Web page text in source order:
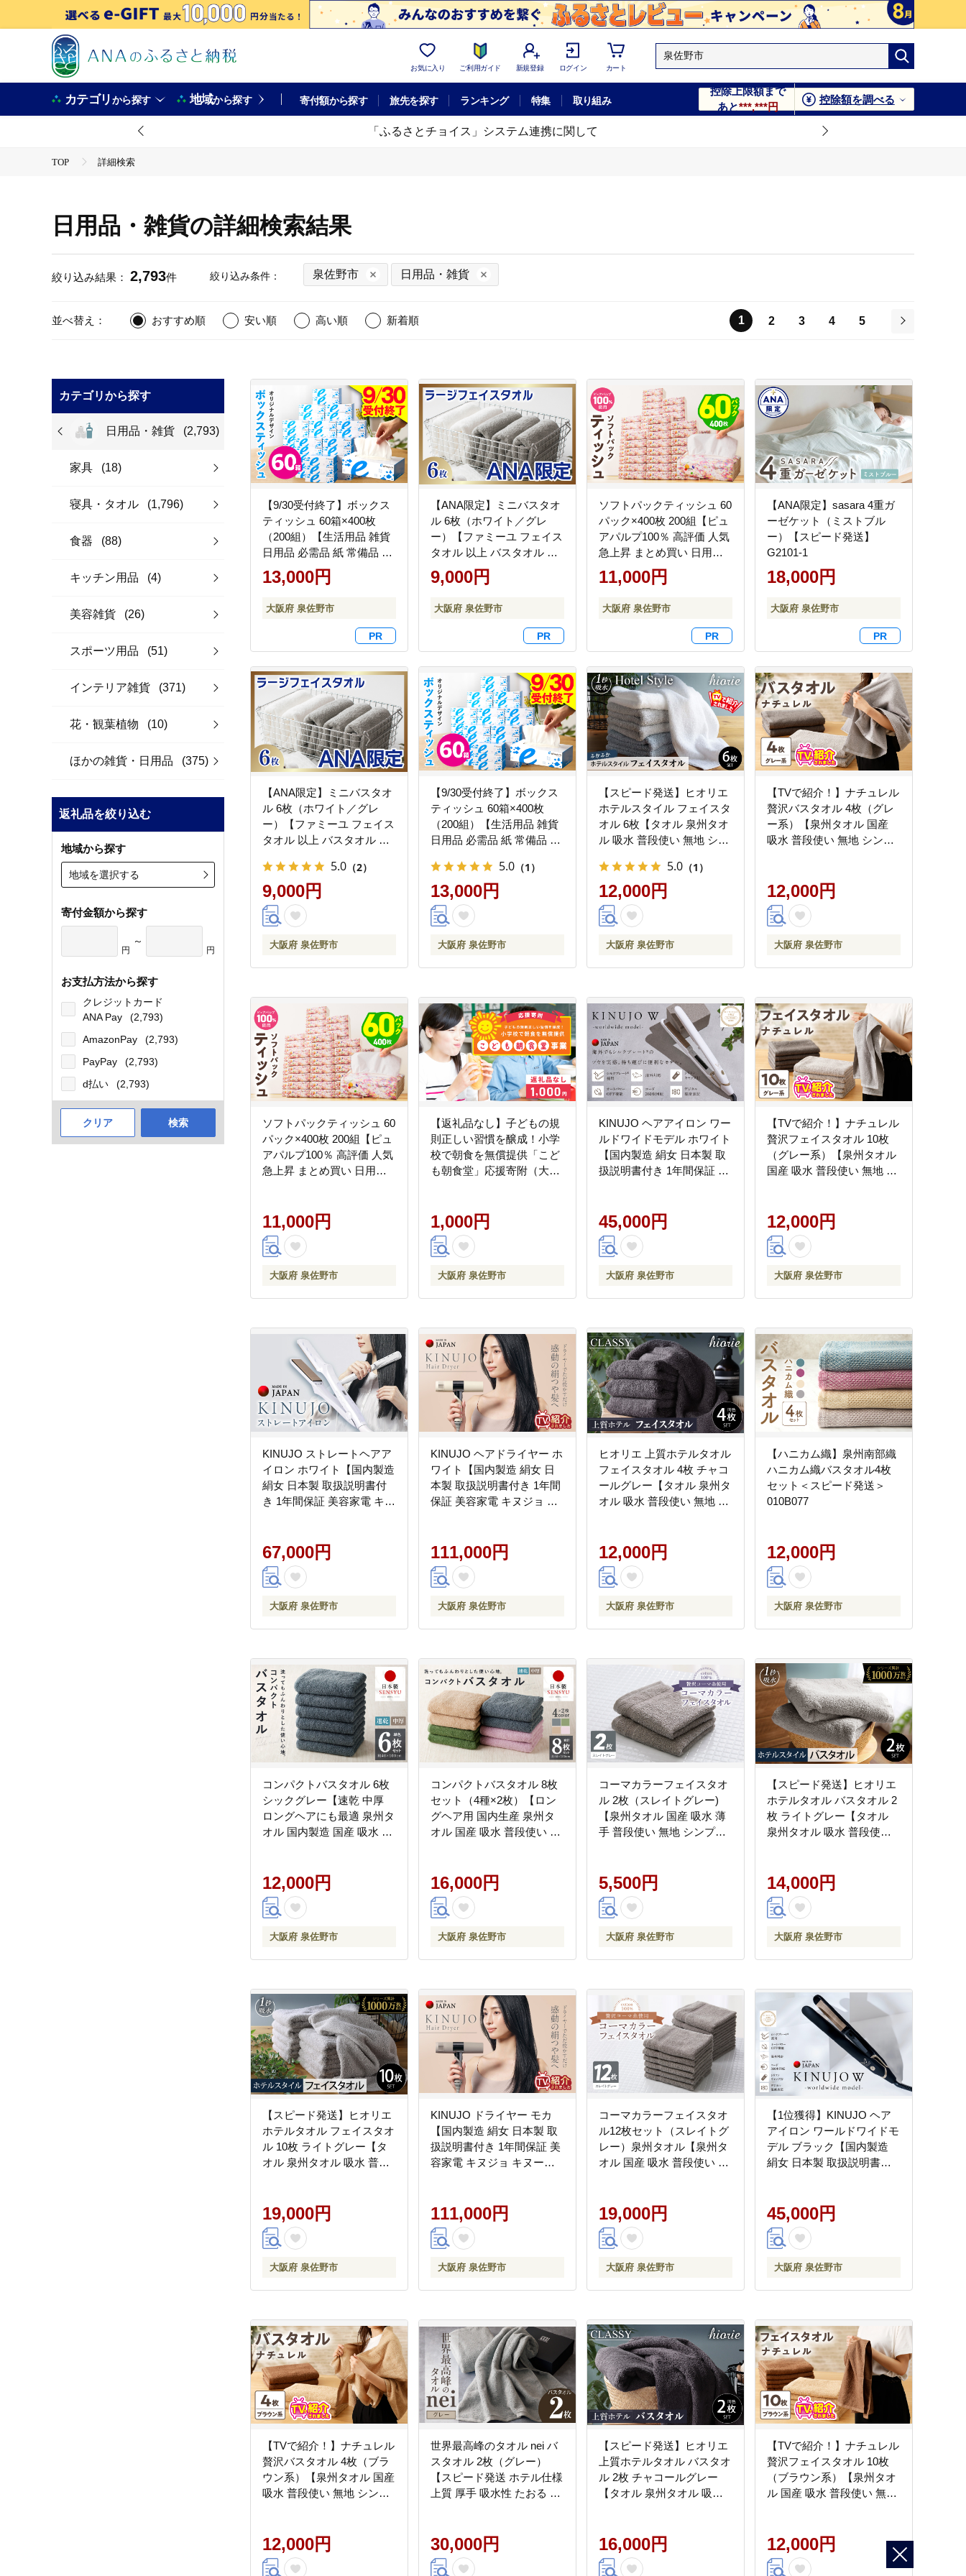
お気に入り ご利用ガイド 新規登録 ログイン カート
カテゴリから探す 地域から探す 寄付額から探す 旅先を探す ランキング 特集 取り組み
控除上限額まで
あと***,***円
控除額を調べる
「ふるさとチョイス」システム連携に関して
TOP 詳細検索
日用品・雑貨の詳細検索結果
絞り込み結果： 2,793件 絞り込み条件： 泉佐野市 日用品・雑貨
並べ替え： おすすめ順 安い順 高い順 新着順 1 2 3 4
5
カテゴリから探す
日用品・雑貨 (2,793)
家具 (18)
寝具・タオル (1,796)
食器 (88)
キッチン用品 (4)
美容雑貨 (26)
スポーツ用品 (51)
インテリア雑貨 (371)
花・観葉植物 (10)
ほかの雑貨・日用品 (375)
返礼品を絞り込む
地域から探す
地域を選択する
寄付金額から探す
円
～
円
お支払方法から探す
クレジットカード
ANA Pay
(2,793)
AmazonPay
(2,793)
PayPay
(2,793)
d払い
(2,793)
クリア 検索
【9/30受付終了】ボックス
ティッシュ 60箱×400枚
（200組）【生活用品 雑貨
日用品 必需品 紙 常備品 ま
とめ買い 備蓄 防災 ティッ
シュペーパー てぃっしゅ
泉佐野市オリジナル】
13,000円
大阪府 泉佐野市
【ANA限定】ミニバスタオ
ル 6枚（ホワイト／グレ
ー）【ファミーユ フェイス
タオル 以上 バスタオル 未
満 泉州タオル 吸水 普段使
い シンプル 日用品 たお
9,000円
大阪府 泉佐野市
ソフトパックティッシュ 60
パック×400枚 200組【ピュ
アパルプ100％ 高評価 人気
急上昇 まとめ買い 日用品
常備品 てぃっしゅ 備蓄 防
災 箱なし】 010B1754
11,000円
大阪府 泉佐野市
【ANA限定】sasara 4重ガ
ーゼケット（ミストブル
ー）【スピード発送】
G2101-1
18,000円
大阪府 泉佐野市
【ANA限定】ミニバスタオ
ル 6枚（ホワイト／グレ
ー）【ファミーユ フェイス
タオル 以上 バスタオル 未
い シンプル 日用品 たお
る】 G3979-1
5.0 （2）
9,000円
大阪府 泉佐野市
【9/30受付終了】ボックス
ティッシュ 60箱×400枚
（200組）【生活用品 雑貨
日用品 必需品 紙 常備品 ま
シュペーパー てぃっしゅ
ティッシュ eスポーツ応援
泉佐野市オリジナル】
099H3422
5.0 （1）
13,000円
大阪府 泉佐野市
【スピード発送】ヒオリエ
ホテルスタイル フェイスタ
オル 6枚【タオル 泉州タオ
ル 吸水 普段使い 無地 シン
ふか 厚手 パイル ブルー グ
レー 家族 3色 たおる 一人
暮らし TVで紹介！】
099H1144-2
5.0 （1）
12,000円
大阪府 泉佐野市
【TVで紹介！】ナチュレル
贅沢バスタオル 4枚（グレ
ー系）【泉州タオル 国産
吸水 普段使い 無地 シンプ
12,000円
大阪府 泉佐野市
ソフトパックティッシュ 60
パック×400枚 200組【ピュ
アパルプ100％ 高評価 人気
急上昇 まとめ買い 日用品
11,000円
大阪府 泉佐野市
【返礼品なし】子どもの規
則正しい習慣を醸成！小学
校で朝食を無償提供「こど
も朝食堂」応援寄附（大阪
1,000円
大阪府 泉佐野市
KINUJO ヘアアイロン ワー
ルドワイドモデル ホワイト
【国内製造 絹女 日本製 取
扱説明書付き 1年間保証 美
活 一人暮らし】 IBS0005
45,000円
大阪府 泉佐野市
【TVで紹介！】ナチュレル
贅沢フェイスタオル 10枚
（グレー系）【泉州タオル
国産 吸水 普段使い 無地 シ
12,000円
大阪府 泉佐野市
KINUJO ストレートヘアア
イロン ホワイト【国内製造
絹女 日本製 取扱説明書付
き 1年間保証 美容家電 キヌ
し】 IBS0003
67,000円
大阪府 泉佐野市
KINUJO ヘアドライヤー ホ
ワイト【国内製造 絹女 日
本製 取扱説明書付き 1年間
保証 美容家電 キヌジョ キ
IBS0001
111,000円
大阪府 泉佐野市
ヒオリエ 上質ホテルタオル
フェイスタオル 4枚 チャコ
ールグレー【タオル 泉州タ
オル 吸水 普段使い 無地 シ
人暮らし】 010B1043
12,000円
大阪府 泉佐野市
【ハニカム織】泉州南部織
ハニカム織バスタオル4枚
セット＜スピード発送＞
010B077
12,000円
大阪府 泉佐野市
コンパクトバスタオル 6枚
シックグレー【速乾 中厚
ロングヘアにも最適 泉州タ
オル 国内製造 国産 吸水 普
12,000円
大阪府 泉佐野市
コンパクトバスタオル 8枚
セット（4種×2枚）【ロン
グヘア用 国内生産 泉州タ
オル 国産 吸水 普段使い シ
16,000円
大阪府 泉佐野市
コーマカラーフェイスタオ
ル 2枚（スレイトグレー)
【泉州タオル 国産 吸水 薄
手 普段使い 無地 シンプル
5,500円
大阪府 泉佐野市
【スピード発送】ヒオリエ
ホテルタオル バスタオル 2
枚 ライトグレー【タオル
泉州タオル 吸水 普段使い
オル 一人暮らし】
099H1905
14,000円
大阪府 泉佐野市
【スピード発送】ヒオリエ
ホテルタオル フェイスタオ
ル 10枚 ライトグレー【タ
オル 泉州タオル 吸水 普段
州タオル 一人暮らし】
099H1899
19,000円
大阪府 泉佐野市
KINUJO ドライヤー モカ
【国内製造 絹女 日本製 取
扱説明書付き 1年間保証 美
容家電 キヌジョ キヌージ
111,000円
大阪府 泉佐野市
コーマカラーフェイスタオ
ル12枚セット（スレイトグ
レー）泉州タオル【泉州タ
オル 国産 吸水 普段使い 無
19,000円
大阪府 泉佐野市
【1位獲得】KINUJO ヘア
アイロン ワールドワイドモ
デル ブラック【国内製造
絹女 日本製 取扱説明書付
レゼント 新生活 一人暮ら
し】 IBS0004
45,000円
大阪府 泉佐野市
【TVで紹介！】ナチュレル
贅沢バスタオル 4枚（ブラ
ウン系）【泉州タオル 国産
吸水 普段使い 無地 シンプ
12,000円
世界最高峰のタオル nei バ
スタオル 2枚（グレー）
【スピード発送 ホテル仕様
上質 厚手 吸水性 たおる ギ
30,000円
【スピード発送】ヒオリエ
上質ホテルタオル バスタオ
ル 2枚 チャコールグレー
【タオル 泉州タオル 吸水
族 泉州タオル 一人暮ら
し】 099H1896
16,000円
【TVで紹介！】ナチュレル
贅沢フェイスタオル 10枚
（ブラウン系）【泉州タオ
ル 国産 吸水 普段使い 無地
12,000円